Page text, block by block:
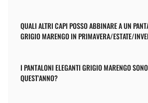
QUALI ALTRI CAPI POSSO ABBINARE A UN
GRIGIO MARENGO IN PRIMAVERA/ESTATE/
I PANTALONI ELEGANTI GRIGIO MARENGO
QUEST'ANNO?